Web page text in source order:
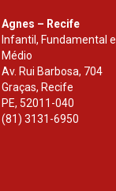
Agnes – Recife
Infantil, Fundamental e
Médio
Av. Rui Barbosa, 704
Graças, Recife
PE, 52011-040
(81) 3131-6950